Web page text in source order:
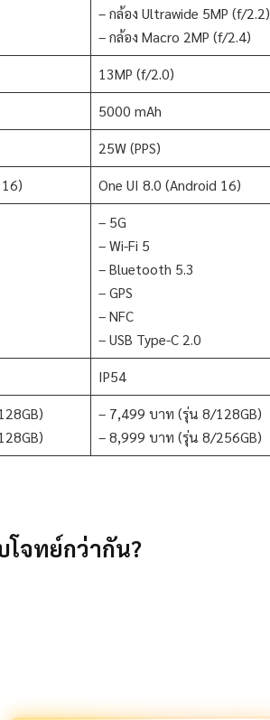
– กล้อง Ultrawide 5MP (f/2.2)
– กล้อง Macro 2MP (f/2.4)
13MP (f/2.0)
5000 mAh
25W (PPS)
One UI 8.0 (Android 16)
– 5G
– Wi-Fi 5
– Bluetooth 5.3
– GPS
– NFC
– USB Type-C 2.0
IP54
– 7,499 บาท (รุ่น 8/128GB)
– 8,999 บาท (รุ่น 8/256GB)
โจทย์กว่ากัน?